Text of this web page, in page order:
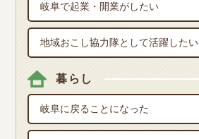
岐阜で起業・開業がしたい
地域おこし協力隊として活躍したい
暮らし
岐阜に戻ることになった